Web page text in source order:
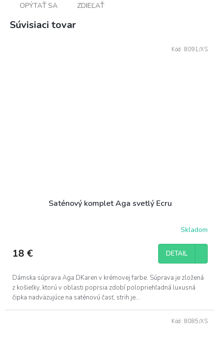
OPÝTAŤ SA ZDIEĽAŤ
Súvisiaci tovar
Saténový komplet Aga svetlý Ecru
Skladom
18 € DETAIL
Dámska súprava Aga DKaren v krémovej farbe. Súprava je zložená
z košieľky, ktorú v oblasti poprsia zdobí polopriehľadná luxusná
čipka nadväzujúce na saténovú časť, strih je...
Kód: 8091/XS
Kód: 8085/XS